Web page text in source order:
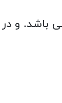
سفارش می باشند.